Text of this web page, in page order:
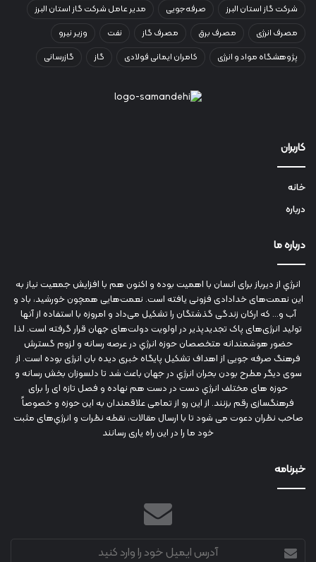
شرکت گاز استان البرز
صرفه‌جویی
مدیر عامل شرکت گاز استان البرز
مصرف انرژی
مصرف برق مصرف گاز نفت
وزیر نیرو
پژوهشگاه مواد و انرژی
کامران ایمانی فولادی گاز گازرسانی
کاربران
خانه
درباره
درباره ما
انرژي‌ از دیرباز برای انسان با اهمیت بوده و اکنون هم با افزایش جمعیت نیاز به
این نعمت‌های خدادادی فزونی یافته است. نعمت‌هایی همچون خورشید، باد و
آب و... که ارکان زندگی گذشتگان را تشکیل می‌داد و امروزه با استفاده از آنها
تولید انرژی‌های پاک تجدیدپذیر در اولویت دولت‌های جهان قرار گرفته است. لذا
حضور هوشمندانه متخصصان حوزه انرژي در عرصه رسانه و لزوم گسترش
فرهنگ صرفه جویی از اهداف تشکیل پایگاه خبری دیده بان انرژی بوده است. از
سوی دیگر مطرح بودن بحران انرژي در جهان باعث شد تا دلسوزان بخش رسانه و
حوزه های مختلف انرژي دست در دست هم نهاده و فصل تازه ای را برای
فرهنگسازی رقم بزنند. از این رو از تمامی علاقمندان به این حوزه و خصوصاً
صاحب نظران دعوت می شود تا با ارسال مقالات، نقطه نظرات و انرژي‌های مثبت
خود ما را در این راه یاری رسانند
خبرنامه
آدرس